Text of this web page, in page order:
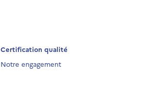
Certification qualité
Notre engagement